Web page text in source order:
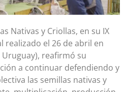
Nativas y Criollas, en su IX
realizado el 26 de abril en
reafirmó su
a continuar defendiendo y
las semillas nativas y